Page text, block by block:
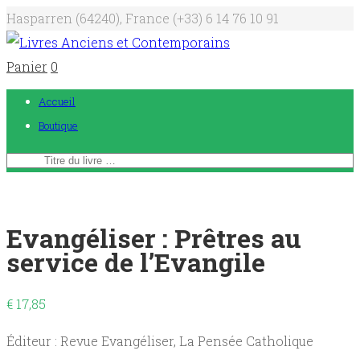
Hasparren (64240), France (+33) 6 14 76 10 91
Panier 0
Accueil
Boutique
Evangéliser : Prêtres au
service de l’Evangile
€ 17,85
Éditeur : Revue Evangéliser, La Pensée Catholique